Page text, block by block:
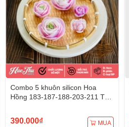
Combo 5 khuôn silicon Hoa
Hồng 183-187-188-203-211 Tạo
390.000₫ MUA